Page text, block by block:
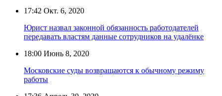
17:42 Окт. 6, 2020
Юрист назвал законной обязанность работодателей
передавать властям данные сотрудников на удалёнке
18:00 Июнь 8, 2020
Московские суды возвращаются к обычному режиму
работы